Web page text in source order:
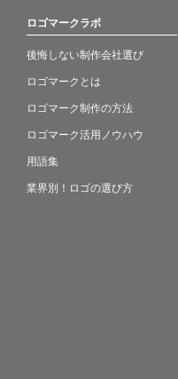
ロゴマークラボ
後悔しない制作会社選び
ロゴマークとは
ロゴマーク制作の方法
ロゴマーク活用ノウハウ
用語集
業界別！ロゴの選び方